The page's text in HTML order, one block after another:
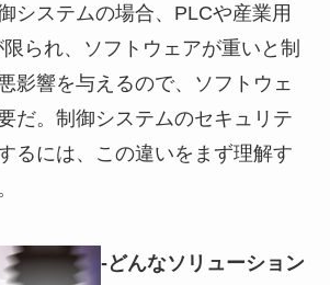
システムの場合、PLCや産業用
られ、ソフトウェアが重いと制
影響を与えるので、ソフトウェ
だ。制御システムのセキュリテ
るには、この違いをまず理解す
-どんなソリューション